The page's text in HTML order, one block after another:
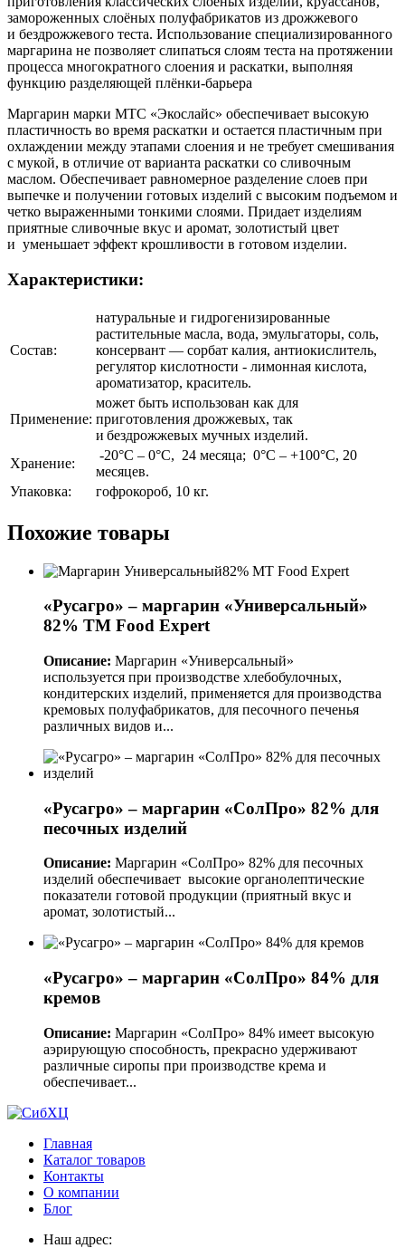
замороженных слоёных полуфабрикатов из дрожжевого
и бездрожжевого теста. Использование специализированного
маргарина не позволяет слипаться слоям теста на протяжении
процесса многократного слоения и раскатки, выполняя
функцию разделяющей плёнки-барьера
Маргарин марки МТС «Экослайс» обеспечивает высокую
пластичность во время раскатки и остается пластичным при
охлаждении между этапами слоения и не требует смешивания
с мукой, в отличие от варианта раскатки со сливочным
маслом. Обеспечивает равномерное разделение слоев при
выпечке и получении готовых изделий с высоким подъемом и
четко выраженными тонкими слоями. Придает изделиям
приятные сливочные вкус и аромат, золотистый цвет
и уменьшает эффект крошливости в готовом изделии.
Характеристики:
Состав:
натуральные и гидрогенизированные
растительные масла, вода, эмульгаторы, соль,
консервант — сорбат калия, антиокислитель,
регулятор кислотности - лимонная кислота,
ароматизатор, краситель.
Применение:
может быть использован как для
приготовления дрожжевых, так
и бездрожжевых мучных изделий.
Хранение:
-20°С – 0°С, 24 месяца; 0°С – +100°С, 20
месяцев.
Упаковка:
гофрокороб, 10 кг.
Похожие товары
«Русагро» – маргарин «Универсальный»
82% TM Food Expert
Описание: Маргарин «Универсальный»
используется при производстве хлебобулочных,
кондитерских изделий, применяется для производства
кремовых полуфабрикатов, для песочного печенья
различных видов и...
«Русагро» – маргарин «СолПро» 82% для
песочных изделий
Описание: Маргарин «СолПро» 82% для песочных
изделий обеспечивает высокие органолептические
показатели готовой продукции (приятный вкус и
аромат, золотистый...
«Русагро» – маргарин «СолПро» 84% для
кремов
Описание: Маргарин «СолПро» 84% имеет высокую
аэрирующую способность, прекрасно удерживают
различные сиропы при производстве крема и
обеспечивает...
Главная
Каталог товаров
Контакты
О компании
Блог
Наш адрес: